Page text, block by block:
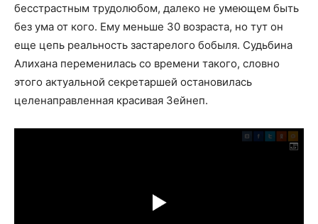
бесстрастным трудолюбом, далеко не умеющем быть
без ума от кого. Ему меньше 30 возраста, но тут он
еще цепь реальность застарелого бобыля. Судьбина
Алихана переменилась со времени такого, словно
этого актуальной секретаршей остановилась
целенаправленная красивая Зейнеп.